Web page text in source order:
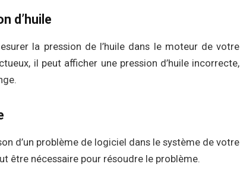
d’huile
la pression de l’huile dans le moteur de votre
il peut afficher une pression d’huile incorrecte,
d’un problème de logiciel dans le système de votre
être nécessaire pour résoudre le problème.